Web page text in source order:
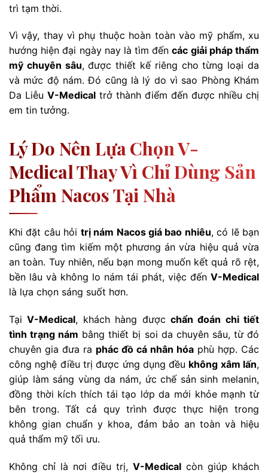
trì tạm thời.
Vì vậy, thay vì phụ thuộc hoàn toàn vào mỹ phẩm, xu
hướng hiện đại ngày nay là tìm đếncác giải pháp thẩm
mỹ chuyên sâu, được thiết kế riêng cho từng loại da
và mức độ nám. Đó cũng là lý do vì sao Phòng Khám
Da Liễu V-Medical trở thành điểm đến được nhiều chị
em tin tưởng.
Lý Do Nên Lựa Chọn V-
Medical Thay Vì Chỉ Dùng Sản
Phẩm Nacos Tại Nhà
Khi đặt câu hỏi trị nám Nacos giá bao nhiêu, có lẽ bạn
cũng đang tìm kiếm một phương án vừa hiệu quả vừa
an toàn. Tuy nhiên, nếu bạn mong muốn kết quả rõ rệt,
bền lâu và không lo nám tái phát, việc đến V-Medical
là lựa chọn sáng suốt hơn.
TạiV-Medical, khách hàng được chẩn đoán chi tiết
tình trạng nám bằng thiết bị soi da chuyên sâu, từ đó
chuyên gia đưa ra phác đồ cá nhân hóa phù hợp. Các
công nghệ điều trị được ứng dụng đều không xâm lấn,
giúp làm sáng vùng da nám, ức chế sản sinh melanin,
đồng thời kích thích tái tạo lớp da mới khỏe mạnh từ
bên trong. Tất cả quy trình được thực hiện trong
không gian chuẩn y khoa, đảm bảo an toàn và hiệu
quả thẩm mỹ tối ưu.
Không chỉ là nơi điều trị, V-Medical còn giúp khách